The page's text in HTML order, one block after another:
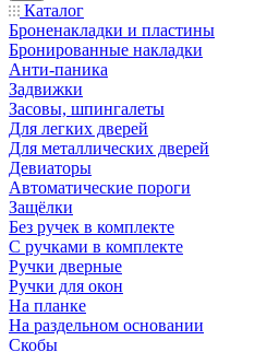
Каталог
Броненакладки и пластины
Бронированные накладки
Анти-паника
Задвижки
Засовы, шпингалеты
Для легких дверей
Для металлических дверей
Девиаторы
Автоматические пороги
Защёлки
Без ручек в комплекте
С ручками в комплекте
Ручки дверные
Ручки для окон
На планке
На раздельном основании
Скобы